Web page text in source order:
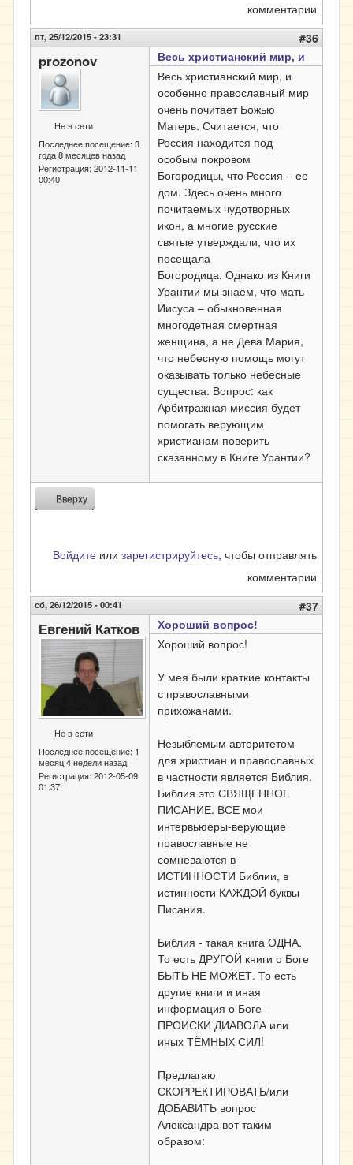
комментарии
пт, 25/12/2015 - 23:31 #36
prozonov
Не в сети
Последнее посещение:3
года 8 месяцев назад
Регистрация:2012-11-11
00:40
Весь христианский мир, и
Весь христианский мир, и
особенно православный мир
очень почитает Божью
Матерь. Считается, что
Россия находится под
особым покровом
Богородицы, что Россия – ее
дом. Здесь очень много
почитаемых чудотворных
икон, а многие русские
святые утверждали, что их
посещала
Богородица. Однако из Книги
Урантии мы знаем, что мать
Иисуса – обыкновенная
многодетная смертная
женщина, а не Дева Мария,
что небесную помощь могут
оказывать только небесные
существа. Вопрос: как
Арбитражная миссия будет
помогать верующим
христианам поверить
сказанному в Книге Урантии?
Вверху
Войдите или зарегистрируйтесь, чтобы отправлять
комментарии
сб, 26/12/2015 - 00:41 #37
Евгений Катков
Не в сети
Последнее посещение: 1
месяц 4 недели назад
Регистрация:2012-05-09
01:37
Хороший вопрос!
Хороший вопрос!
У мея были краткие контакты
с православными
прихожанами.
Незыблемым авторитетом
для христиан и православных
в частности является Библия.
Библия это СВЯЩЕННОЕ
ПИСАНИЕ. ВСЕ мои
интервьюеры-верующие
православные не
сомневаются в
ИСТИННОСТИ Библии, в
истинности КАЖДОЙ буквы
Писания.
Библия - такая книга ОДНА.
То есть ДРУГОЙ книги о Боге
БЫТЬ НЕ МОЖЕТ. То есть
другие книги и иная
информация о Боге -
ПРОИСКИ ДИАВОЛА или
иных ТЁМНЫХ СИЛ!
Предлагаю
СКОРРЕКТИРОВАТЬ/или
ДОБАВИТЬ вопрос
Александра вот таким
образом: